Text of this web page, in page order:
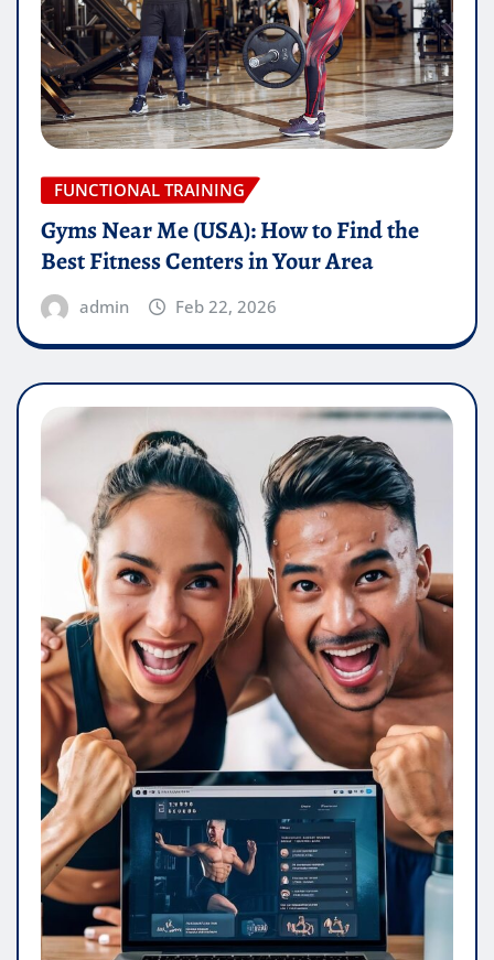
FUNCTIONAL TRAINING
Gyms Near Me (USA): How to Find the
Best Fitness Centers in Your Area
admin Feb 22, 2026